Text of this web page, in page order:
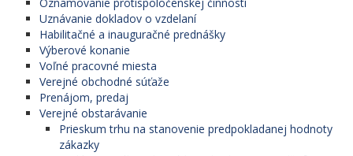
Uznávanie dokladov o vzdelaní
Habilitačné a inauguračné prednášky
Výberové konanie
Voľné pracovné miesta
Verejné obchodné súťaže
Prenájom, predaj
Verejné obstarávanie
Prieskum trhu na stanovenie predpokladanej hodnoty
zákazky